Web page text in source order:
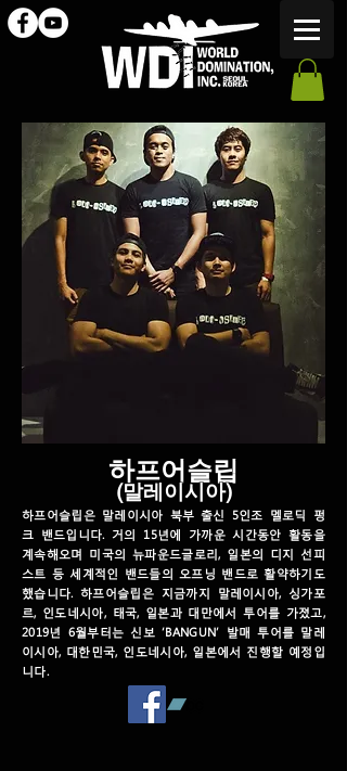
하프어슬립은 말레이시아 북부 출신 5인조 멜로딕 펑
크 밴드입니다. 거의 15년에 가까운 시간동안 활동을
계속해오며 미국의 뉴파운드글로리, 일본의 디지 선피
스트 등 세계적인 밴드들의 오프닝 밴드로 활약하기도
했습니다. 하프어슬립은 지금까지 말레이시아, 싱가포
르, 인도네시아, 태국, 일본과 대만에서 투어를 가졌고,
2019년 6월부터는 신보 ‘BANGUN’ 발매 투어를 말레
이시아, 대한민국, 인도네시아, 일본에서 진행할 예정입
니다.
하프어슬립
(말레이시아)